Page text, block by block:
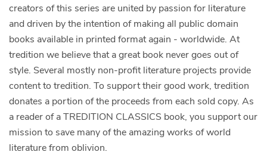
creators of this series are united by passion for literature
and driven by the intention of making all public domain
books available in printed format again - worldwide. At
tredition we believe that a great book never goes out of
style. Several mostly non-profit literature projects provide
content to tredition. To support their good work, tredition
donates a portion of the proceeds from each sold copy. As
a reader of a TREDITION CLASSICS book, you support our
mission to save many of the amazing works of world
literature from oblivion.